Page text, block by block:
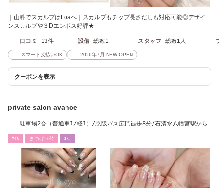
｜山科でスカルプはLoaへ｜スカルプもチップ長さだしも対応可能◎デザイ
ンスカルプや３Dエンボス好評★
口コミ 13件 設備 総数1 スタッフ 総数1人
スマート支払いOK 2026年7月 NEW OPEN
クーポンを表示
private salon avance
駐車場2台（普通車1/軽1）/京阪バス広門徒歩8分/石清水八幡宮駅から
ﾈｲﾙ まつげ･ﾒｲｸ ｴｽﾃ